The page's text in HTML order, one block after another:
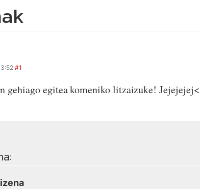
#1
gehiago egitea komeniko litzaizuke!